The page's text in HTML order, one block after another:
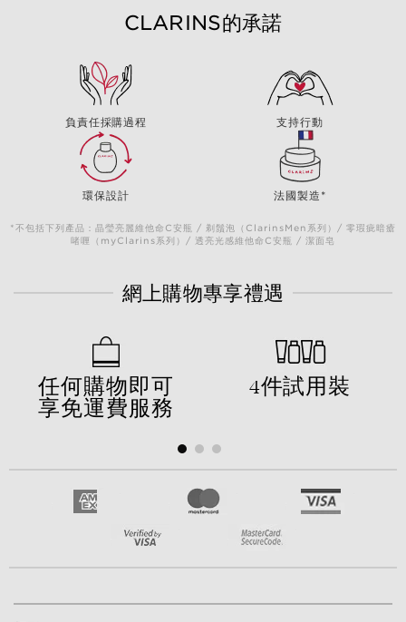
CLARINS的承諾
負責任採購過程 支持行動
環保設計 法國製造*
*不包括下列產品：晶瑩亮麗維他命C安瓶 / 剃鬚泡（ClarinsMen系列）/ 零瑕疵暗瘡
啫喱（myClarins系列）/ 透亮光感維他命C安瓶 / 潔面皂
網上購物專享禮遇
任何購物即可
享免運費服務
4件試用裝